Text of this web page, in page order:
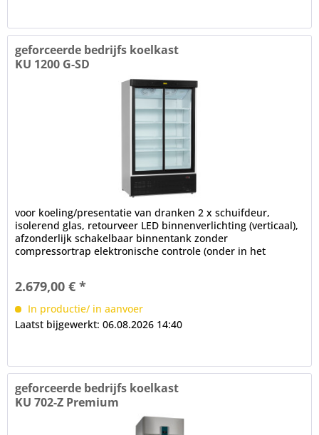
geforceerde bedrijfs koelkast
KU 1200 G-SD
voor koeling/presentatie van dranken 2 x schuifdeur,
isolerend glas, retourveer LED binnenverlichting (verticaal),
afzonderlijk schakelbaar binnentank zonder
compressortrap elektronische controle (onder in het
2.679,00 € *
In productie/ in aanvoer
Laatst bijgewerkt: 06.08.2026 14:40
geforceerde bedrijfs koelkast
KU 702-Z Premium